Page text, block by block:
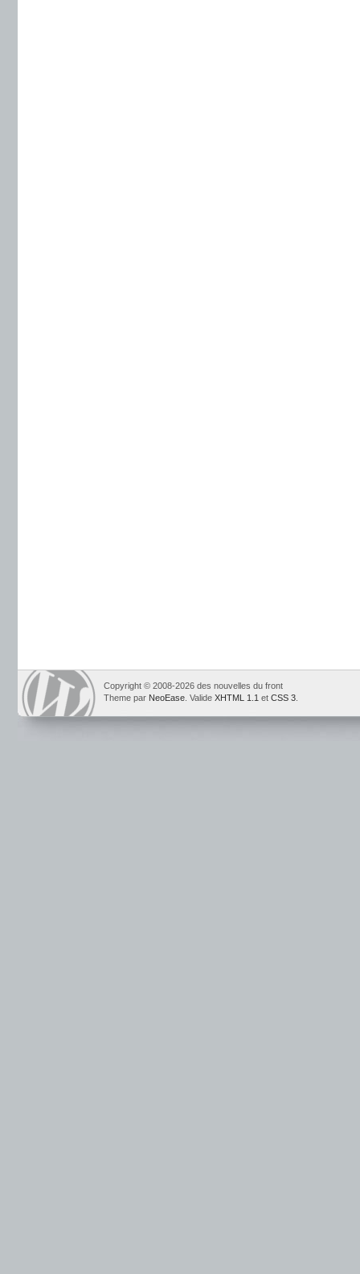
Copyright © 2008-2026 des nouvelles du front
Theme par NeoEase . Valide XHTML 1.1 et CSS 3